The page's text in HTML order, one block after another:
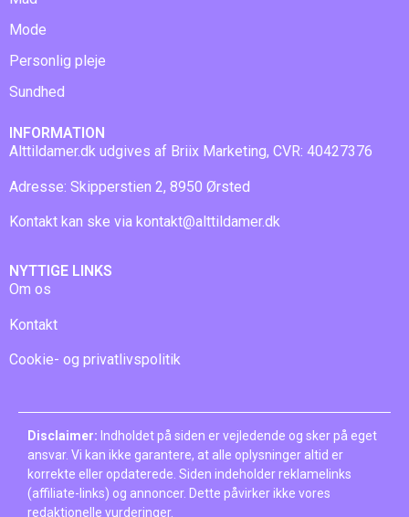
Mode
Personlig pleje
Sundhed
INFORMATION
Alttildamer.dk udgives af Briix Marketing, CVR: 40427376
Adresse: Skipperstien 2, 8950 Ørsted
Kontakt kan ske via kontakt@alttildamer.dk
NYTTIGE LINKS
Om os
Kontakt
Cookie- og privatlivspolitik
Disclaimer: Indholdet på siden er vejledende og sker på eget
ansvar. Vi kan ikke garantere, at alle oplysninger altid er
korrekte eller opdaterede. Siden indeholder reklamelinks
(affiliate-links) og annoncer. Dette påvirker ikke vores
redaktionelle vurderinger.